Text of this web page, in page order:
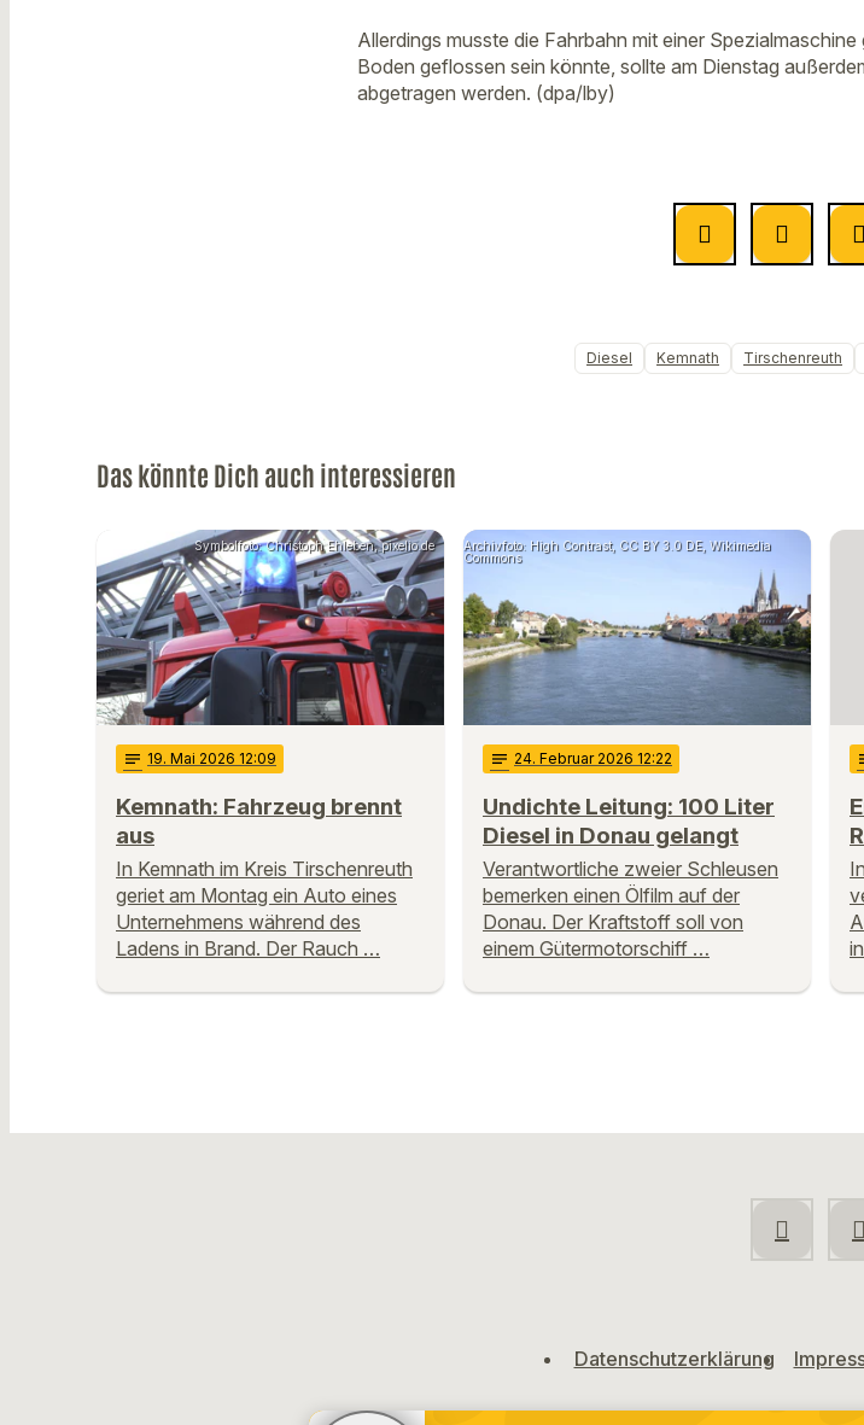
Allerdings musste die Fahrbahn mit einer
Boden geflossen sein könnte, sollte am Dienstag
abgetragen werden. (dpa/lby)
Diesel Kemnath Tirschenreuth
Das könnte Dich auch interessieren
Symbolfoto: Christoph Ehleben, pixelio.de
notes 19. Mai 2026 12:09
Kemnath: Fahrzeug brennt
aus
In Kemnath im Kreis Tirschenreuth
geriet am Montag ein Auto eines
Unternehmens während des
Ladens in Brand. Der Rauch …
Archivfoto: High Contrast, CC BY 3.0 DE, Wikimedia
Commons
notes 24. Februar 2026 12:22
Undichte Leitung: 100 Liter
Diesel in Donau gelangt
Verantwortliche zweier Schleusen
bemerken einen Ölfilm auf der
Donau. Der Kraftstoff soll von
einem Gütermotorschiff …
Datenschutzerklärung